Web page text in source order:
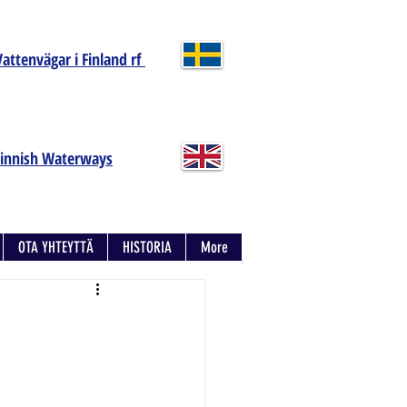
i Finland rf
Waterways
OTA YHTEYTTÄ HISTORIA More